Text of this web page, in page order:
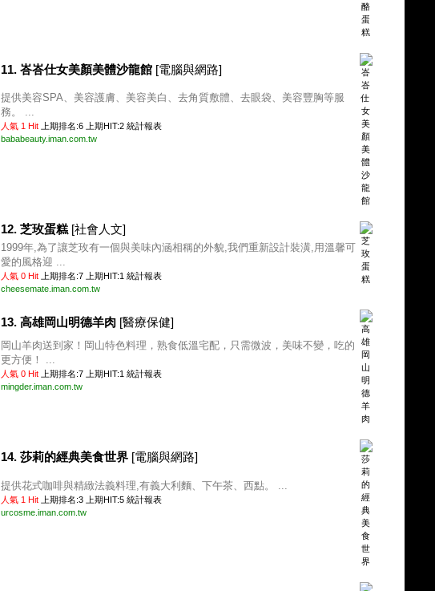
11. 峇峇仕女美顏美體沙龍館 [電腦與網路]
提供美容SPA、美容護膚、美容美白、去角質敷體、去眼袋、美容豐胸等服
務。 ...
人氣 1 Hit 上期排名:6 上期HIT:2 統計報表
bababeauty.iman.com.tw
12. 芝玫蛋糕 [社會人文]
1999年,為了讓芝玫有一個與美味內涵相稱的外貌,我們重新設計裝潢,用溫馨可
愛的風格迎 ...
人氣 0 Hit 上期排名:7 上期HIT:1 統計報表
cheesemate.iman.com.tw
13. 高雄岡山明德羊肉 [醫療保健]
岡山羊肉送到家！岡山特色料理，熟食低溫宅配，只需微波，美味不變，吃的
更方便！ ...
人氣 0 Hit 上期排名:7 上期HIT:1 統計報表
mingder.iman.com.tw
14. 莎莉的經典美食世界 [電腦與網路]
提供花式咖啡與精緻法義料理,有義大利麵、下午茶、西點。 ...
人氣 1 Hit 上期排名:3 上期HIT:5 統計報表
urcosme.iman.com.tw